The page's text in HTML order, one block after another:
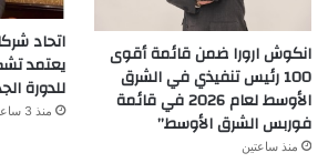
انكوش ارورا ضمن قائمة أقوى
100 رئيس تنفيذي في الشرق
الأوسط لعام 2026 في قائمة
فوربس الشرق الأوسط”
منذ ساعتين
اتحاد
يعتمد
للدورة
منذ 3 ساعات